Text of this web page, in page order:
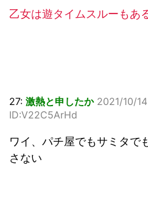
乙女は遊タイムスルーもあ
27: 激熱と申したか 2021/10/
ID:V22C5ArHd
ワイ、パチ屋でもサミタで
さない